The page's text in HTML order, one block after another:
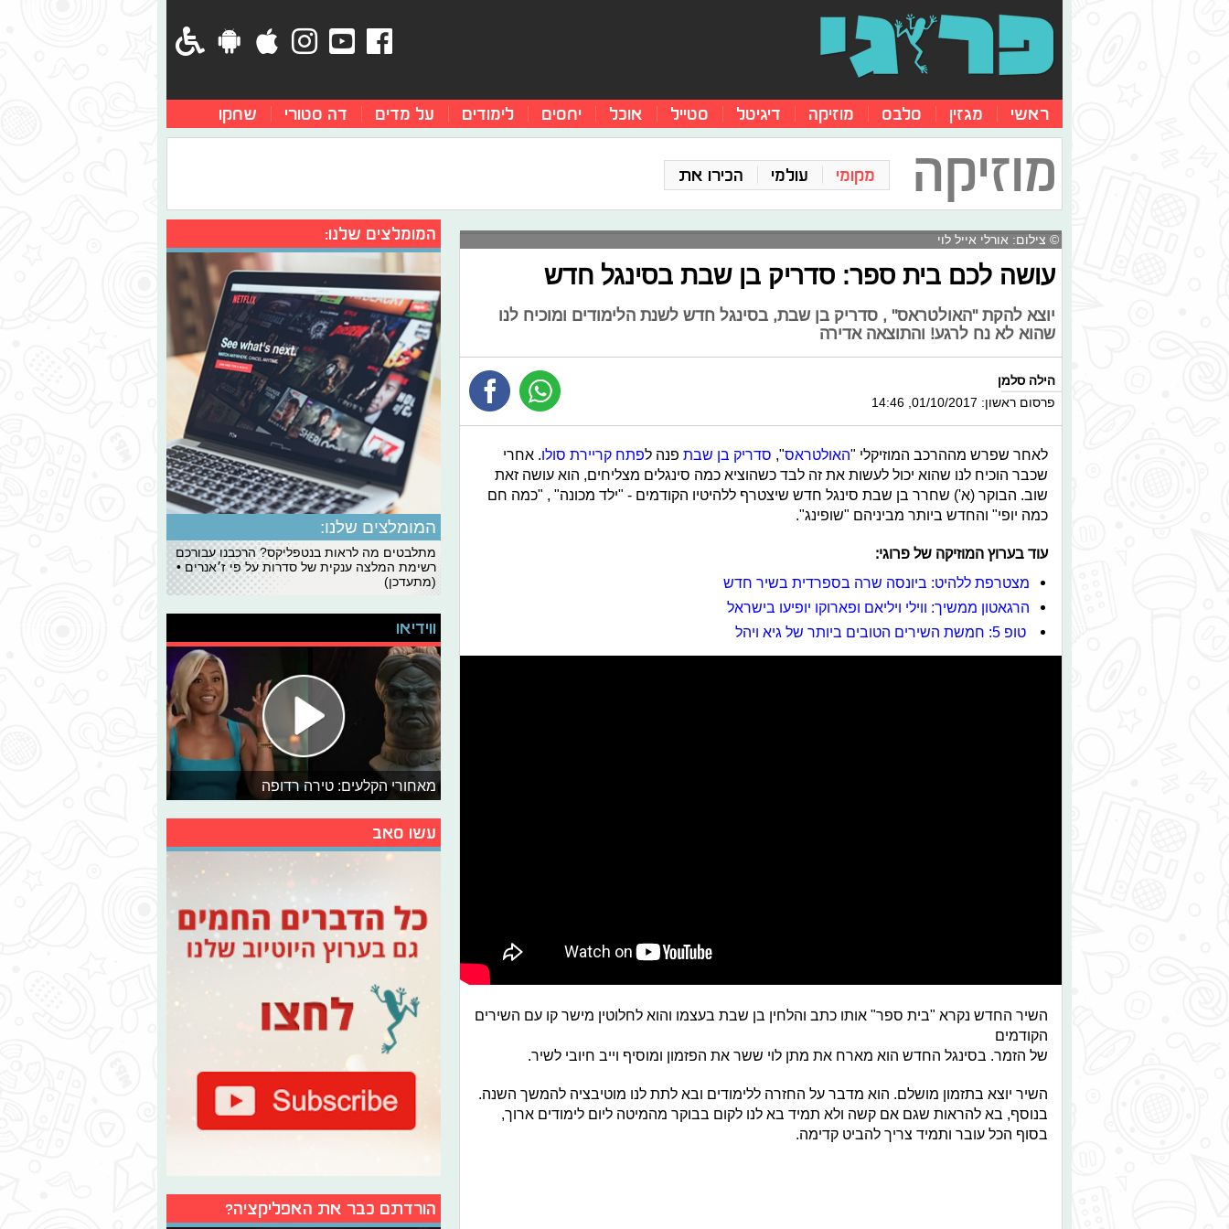
ראשי מגזין סלבס מוזיקה דיגיטל סטייל אוכל יחסים לימודים על מדים דה סטורי שחקו
מוזיקה מקומי עולמי הכירו את
© צילום: אורלי אייל לוי
עושה לכם בית ספר: סדריק בן שבת בסינגל חדש
יוצא להקת "האולטראס" , סדריק בן שבת, בסינגל חדש לשנת הלימודים ומוכיח לנו
שהוא לא נח לרגע! והתוצאה אדירה
הילה סלמן
פרסום ראשון: 01/10/2017, 14:46
לאחר שפרש מההרכב המוזיקלי "האולטראס", סדריק בן שבת פנה לפתח קריירת סולו. אחרי
שכבר הוכיח לנו שהוא יכול לעשות את זה לבד כשהוציא כמה סינגלים מצליחים, הוא עושה זאת
שוב. הבוקר (א') שחרר בן שבת סינגל חדש שיצטרף ללהיטיו הקודמים - "ילד מכונה" , "כמה חם
כמה יופי" והחדש ביותר מביניהם "שופינג".
עוד בערוץ המוזיקה של פרוגי:
מצטרפת ללהיט: ביונסה שרה בספרדית בשיר חדש
הרגאטון ממשיך: ווילי ויליאם ופארוקו יופיעו בישראל
טופ 5: חמשת השירים הטובים ביותר של גיא ויהל
השיר החדש נקרא "בית ספר" אותו כתב והלחין בן שבת בעצמו והוא לחלוטין מישר קו עם השירים
הקודמים
של הזמר. בסינגל החדש הוא מארח את מתן לוי ששר את הפזמון ומוסיף וייב חיובי לשיר.
השיר יוצא בתזמון מושלם. הוא מדבר על החזרה ללימודים ובא לתת לנו מוטיבציה להמשך השנה.
בנוסף, בא להראות שגם אם קשה ולא תמיד בא לנו לקום בבוקר מהמיטה ליום לימודים ארוך,
בסוף הכל עובר ותמיד צריך להביט קדימה.
המומלצים שלנו:
המומלצים שלנו:
מתלבטים מה לראות בנטפליקס? הרכבנו עבורכם
רשימת המלצה ענקית של סדרות על פי ז׳אנרים •
(מתעדכן)
ווידיאו
מאחורי הקלעים: טירה רדופה
עשו סאב
הורדתם כבר את האפליקציה?